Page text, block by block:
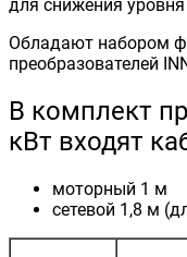
для снижения
Обладают набором
преобразователей
В комплект
кВт входят
моторный 1 м
сетевой 1,8 м